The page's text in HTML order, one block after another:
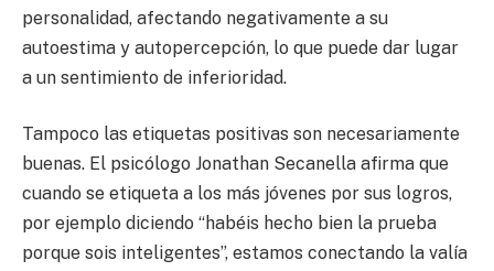
personalidad, afectando negativamente a su
autoestima y autopercepción, lo que puede dar lugar
a un sentimiento de inferioridad.
Tampoco las etiquetas positivas son necesariamente
buenas. El psicólogo Jonathan Secanella afirma que
cuando se etiqueta a los más jóvenes por sus logros,
por ejemplo diciendo “habéis hecho bien la prueba
porque sois inteligentes”, estamos conectando la valía